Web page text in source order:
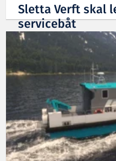
Sletta Verft skal
servicebåt
04.01.2022